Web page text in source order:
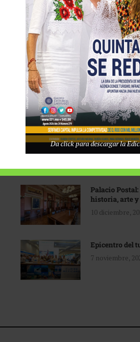
Tecnológico de Monterrey
3 agosto, 2026
Promoción
1 abril, 2026
Industria
31 marzo, 2026
Palacio
historia, arte
10 diciembre,
Epicentro del
7 noviembre,
Da click para descargar la